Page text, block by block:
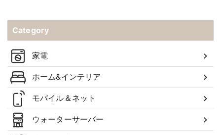
Category
家電
ホーム&インテリア
モバイル＆ネット
ウォーターサーバー